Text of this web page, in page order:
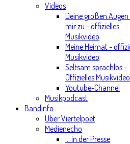
Videos
Deine großen
mir zu - offizielles
Musikvideo
Meine Heimat -
Musikvideo
Seltsam sprachlos -
Offizielles Musikvideo
Youtube-Channel
Musikpodcast
Bandinfo
Über Viertelpoet
Medienecho
... in der Presse